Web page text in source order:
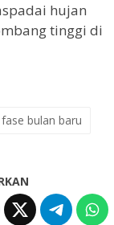
hujan
tinggi di
fase bulan baru